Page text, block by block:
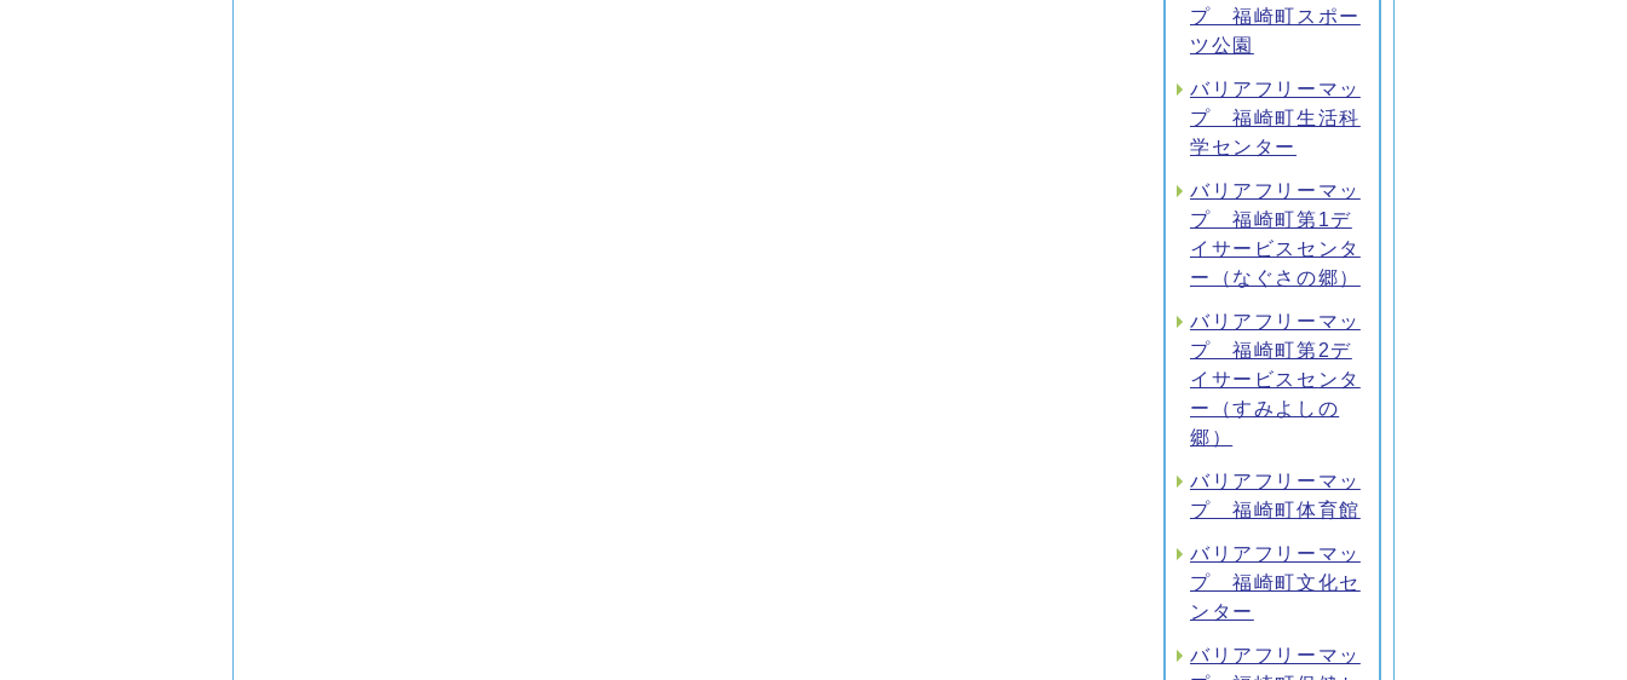
プ 福崎町スポー
ツ公園
バリアフリーマッ
プ 福崎町生活科
学センター
バリアフリーマッ
プ 福崎町第1デ
イサービスセンタ
ー（なぐさの郷）
バリアフリーマッ
プ 福崎町第2デ
イサービスセンタ
ー（すみよしの
郷）
バリアフリーマッ
プ 福崎町体育館
バリアフリーマッ
プ 福崎町文化セ
ンター
バリアフリーマッ